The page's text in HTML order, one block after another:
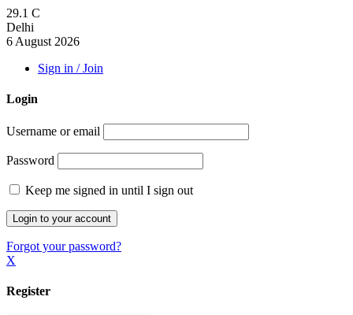
29.1 C
Delhi
6 August 2026
Sign in / Join
Login
Username or email
Password
Keep me signed in until I sign out
Forgot your password?
X
Register